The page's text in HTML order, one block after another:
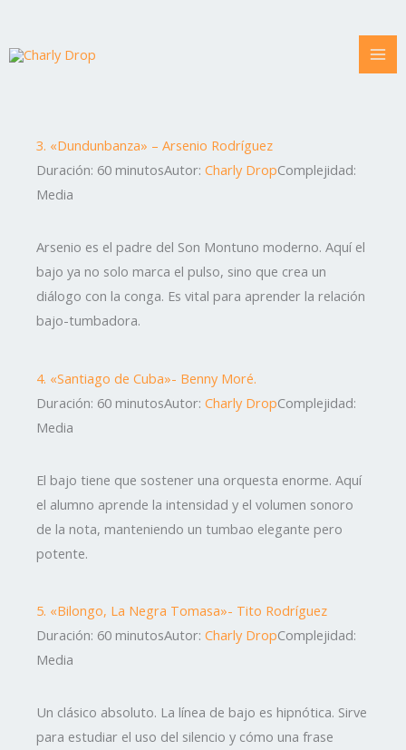
contenido
3. «Dundunbanza» – Arsenio Rodríguez
Duración: 60 minutosAutor: Charly DropComplejidad:
Media
Arsenio es el padre del Son Montuno moderno. Aquí el
bajo ya no solo marca el pulso, sino que crea un
diálogo con la conga. Es vital para aprender la relación
bajo-tumbadora.
4. «Santiago de Cuba»- Benny Moré.
Duración: 60 minutosAutor: Charly DropComplejidad:
Media
El bajo tiene que sostener una orquesta enorme. Aquí
el alumno aprende la intensidad y el volumen sonoro
de la nota, manteniendo un tumbao elegante pero
potente.
5. «Bilongo, La Negra Tomasa»- Tito Rodríguez
Duración: 60 minutosAutor: Charly DropComplejidad:
Media
Un clásico absoluto. La línea de bajo es hipnótica. Sirve
para estudiar el uso del silencio y cómo una frase